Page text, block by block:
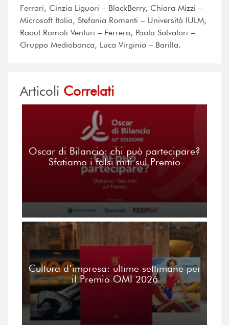
Ferrari, Cinzia Liguori – BlackBerry, Chiara Mizzi –
Microsoft Italia, Stefania Romenti – Università IULM,
Raoul Romoli Venturi – Ferrero, Paola Salvatori –
Gruppo Mediobanca, Luca Virginio – Barilla.
Articoli Correlati
Oscar di Bilancio: chi può partecipare?
Sfatiamo i falsi miti sul Premio
Cultura d’impresa: ultime settimane per
il Premio OMI 2026